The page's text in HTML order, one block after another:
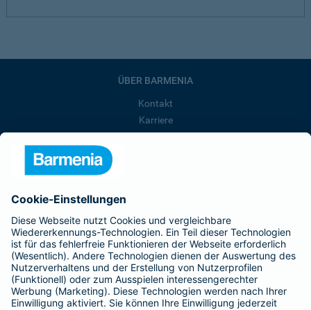
ÜBER BARMENIA
Kontakt
Karriere
Barmenia ist Teil der BarmeniaGothaer
BELIEBTE SEITEN
Kranken-Zusatzversicherung
Tierversicherungen
Haftpflichtversicherung
Hausratversicherung